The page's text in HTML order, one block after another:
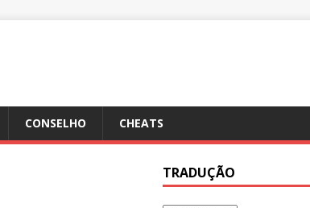
CONSELHO CHEATS
TRADUÇÃO